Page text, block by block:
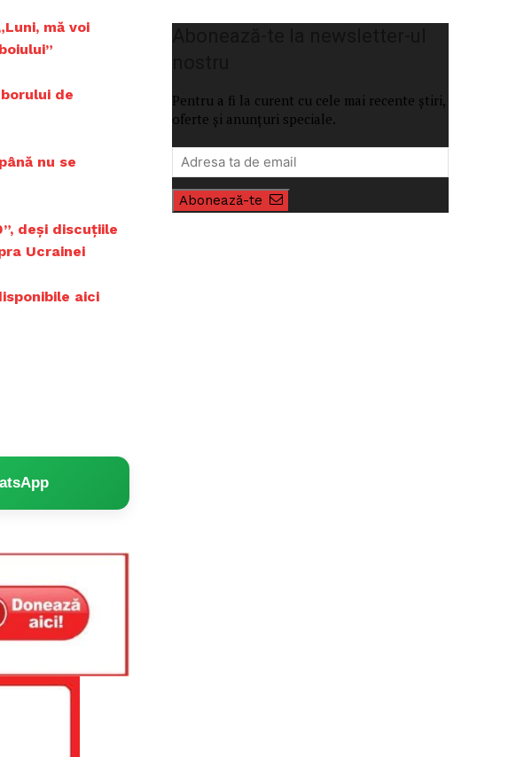
mă voi
de
nu se
deși discuțiile
Ucrainei
aici
Pentru a fi la curent cu cele mai recente știri,
oferte și anunțuri speciale.
Abonează-te